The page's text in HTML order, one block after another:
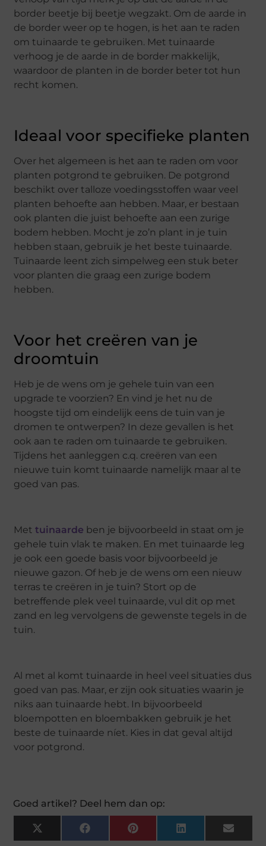
border beetje bij beetje wegzakt. Om de aarde in
de border weer op te hogen, is het aan te raden
om tuinaarde te gebruiken. Met tuinaarde
verhoog je de aarde in de border makkelijk,
waardoor de planten in de border beter tot hun
recht komen.
Ideaal voor specifieke planten
Over het algemeen is het aan te raden om voor
planten potgrond te gebruiken. De potgrond
beschikt over talloze voedingsstoffen waar veel
planten behoefte aan hebben. Maar, er bestaan
ook planten die juist behoefte aan een zurige
bodem hebben. Mocht je zo’n plant in je tuin
hebben staan, gebruik je het beste tuinaarde.
Tuinaarde leent zich simpelweg een stuk beter
voor planten die graag een zurige bodem
hebben.
Voor het creëren van je
droomtuin
Heb je de wens om je gehele tuin van een
upgrade te voorzien? En vind je het nu de
hoogste tijd om eindelijk eens de tuin van je
dromen te ontwerpen? In deze gevallen is het
ook aan te raden om tuinaarde te gebruiken.
Tijdens het aanleggen c.q. creëren van een
nieuwe tuin komt tuinaarde namelijk maar al te
goed van pas.
Mettuinaarde ben je bijvoorbeeld in staat om je
gehele tuin vlak te maken. En met tuinaarde leg
je ook een goede basis voor bijvoorbeeld je
nieuwe gazon. Of heb je de wens om een nieuw
terras te creëren in je tuin? Stort op de
betreffende plek veel tuinaarde, vul dit op met
zand en leg vervolgens de gewenste tegels in de
tuin.
Al met al komt tuinaarde in heel veel situaties dus
goed van pas. Maar, er zijn ook situaties waarin je
niks aan tuinaarde hebt. In bijvoorbeeld
bloempotten en bloembakken gebruik je het
beste de tuinaarde níet. Kies in dat geval altijd
voor potgrond.
Goed artikel? Deel hem dan op:
X
(Twitter)
FacebookPinterestLinkedIn Email